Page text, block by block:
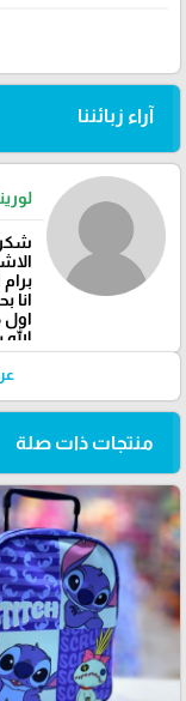
آراء زبائننا
برام
انا
اول
منتجات ذات صلة